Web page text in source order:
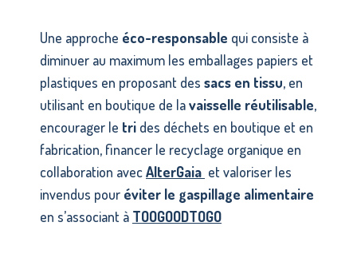
Une approche éco-responsable qui consiste à
diminuer au maximum les emballages papiers et
plastiques en proposant des sacs en tissu, en
utilisant en boutique de lavaisselle réutilisable,
encourager le tri des déchets en boutique et en
fabrication, financer le recyclage organique en
collaboration avecAlterGaia et valoriser les
invendus pour éviter le gaspillage alimentaire
en s’associant à TOOGOODTOGO